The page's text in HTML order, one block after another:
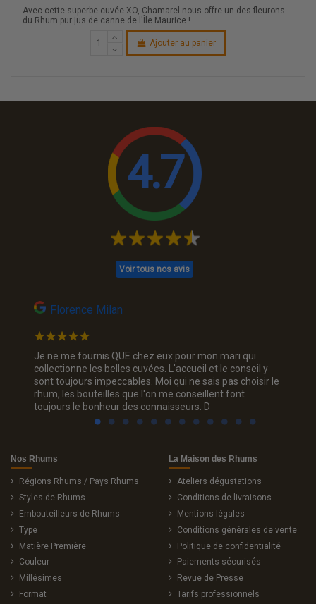
Avec cette superbe cuvée XO, Chamarel nous offre un des fleurons
du Rhum pur jus de canne de l'Île Maurice !
Ajouter au panier
4.7
Voir tous nos avis
Florence Milan
Je ne me fournis QUE chez eux pour mon mari qui
collectionne les belles cuvées. L'accueil et le conseil y
sont toujours impeccables. Moi qui ne sais pas choisir le
rhum, les bouteilles que l'on me conseillent font
toujours le bonheur des connaisseurs. D
Nos Rhums
Régions Rhums / Pays Rhums
Styles de Rhums
Embouteilleurs de Rhums
Type
Matière Première
Couleur
Millésimes
Format
La Maison des Rhums
Ateliers dégustations
Conditions de livraisons
Mentions légales
Conditions générales de vente
Politique de confidentialité
Paiements sécurisés
Revue de Presse
Tarifs professionnels